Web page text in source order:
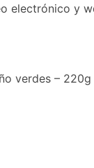
electrónico y
verdes – 220g